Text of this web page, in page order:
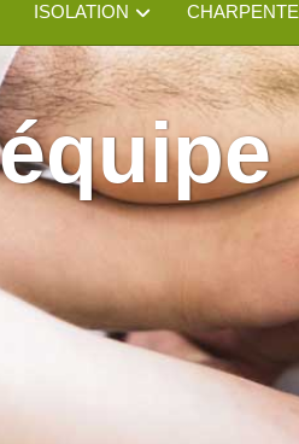
ISOLATION CHARPENTE